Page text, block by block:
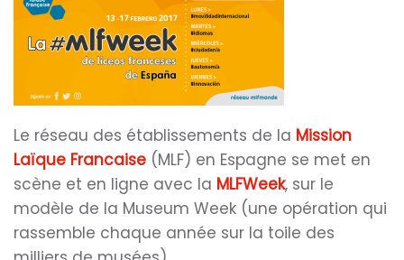
Le réseau des établissements de la Mission
Laïque Francaise (MLF) en Espagne se met en
scène et en ligne avec la MLFWeek, sur le
modèle de la Museum Week (une opération qui
rassemble chaque année sur la toile des